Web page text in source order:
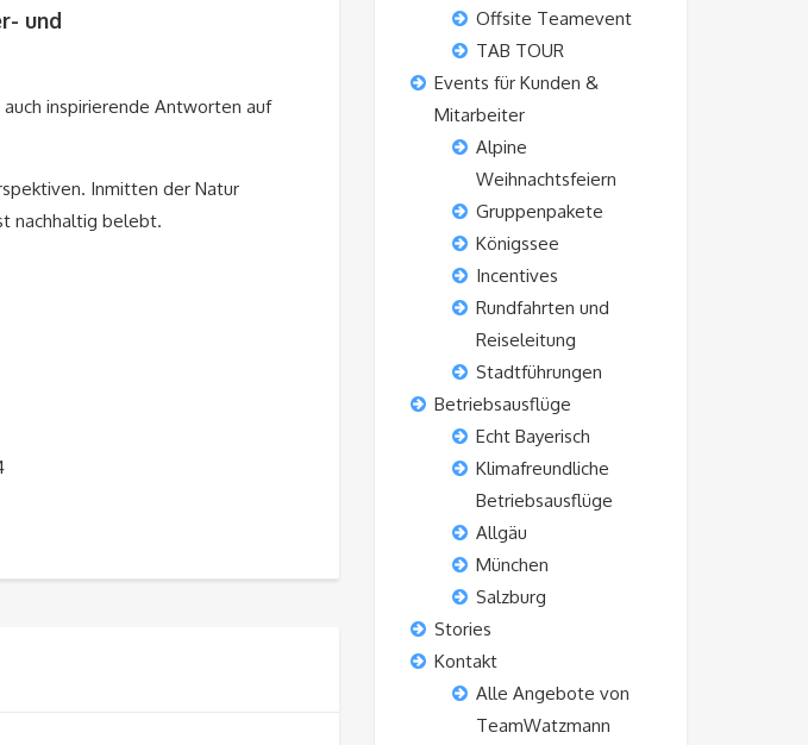
und
inspirierende Antworten auf
Inmitten der Natur
nachhaltig belebt.
Offsite Teamevent
TAB TOUR
Events für Kunden &
Mitarbeiter
Alpine
Weihnachtsfeiern
Gruppenpakete
Königssee
Incentives
Rundfahrten und
Reiseleitung
Stadtführungen
Betriebsausflüge
Echt Bayerisch
Klimafreundliche
Betriebsausflüge
Allgäu
München
Salzburg
Stories
Kontakt
Alle Angebote von
TeamWatzmann